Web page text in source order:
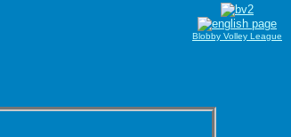
Blobby Volley League